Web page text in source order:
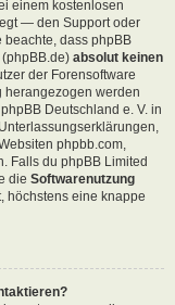
einem kostenlosen
— den Support oder
beachte, dass phpBB
absolut keinen
der Forensoftware
herangezogen werden
Deutschland e. V. in
phpbb.com,
Falls du phpBB Limited
die Softwarenutzung
höchstens eine knappe